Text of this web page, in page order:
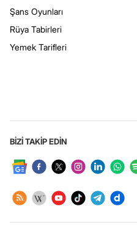
Şans Oyunları
Rüya Tabirleri
Yemek Tarifleri
BİZİ TAKİP EDİN